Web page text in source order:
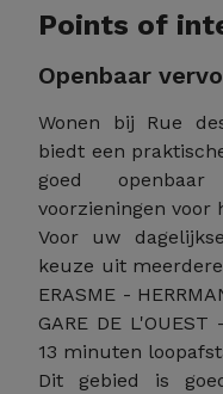
Points of
Openbaar
Wonen bij Rue
biedt een
goed
voorzieningen voor
Voor uw
keuze uit meerdere
ERASME -
GARE DE
13 minuten
Dit gebied is